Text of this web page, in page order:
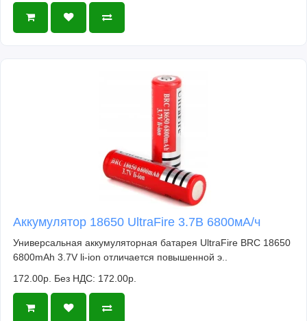
Аккумулятор 18650 UltraFire 3.7В 6800мА/ч
Универсальная аккумуляторная батарея UltraFire BRC 18650
6800mAh 3.7V li-ion отличается повышенной э..
172.00р. Без НДС: 172.00р.